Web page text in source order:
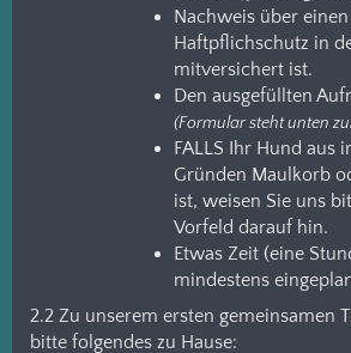
Nachweis über
Haftpflichschutz in
mitversichert ist.
Den ausgefüllten
(Formular steht unten
FALLS Ihr Hund aus
Gründen Maulkorb
ist, weisen Sie uns
Vorfeld darauf hin.
Etwas Zeit (eine
mindestens
2.2 Zu unserem ersten gemeinsamen
bitte folgendes zu Hause: